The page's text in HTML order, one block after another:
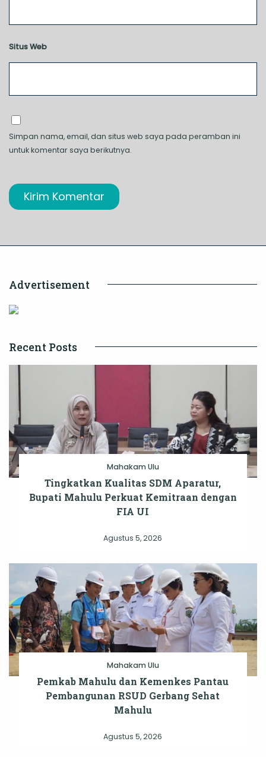
Situs Web
Simpan nama, email, dan situs web saya pada peramban ini
untuk komentar saya berikutnya.
Advertisement
Recent Posts
Mahakam Ulu
Tingkatkan Kualitas SDM Aparatur,
Bupati Mahulu Perkuat Kemitraan dengan
FIA UI
Agustus 5, 2026
Mahakam Ulu
Pemkab Mahulu dan Kemenkes Pantau
Pembangunan RSUD Gerbang Sehat
Mahulu
Agustus 5, 2026